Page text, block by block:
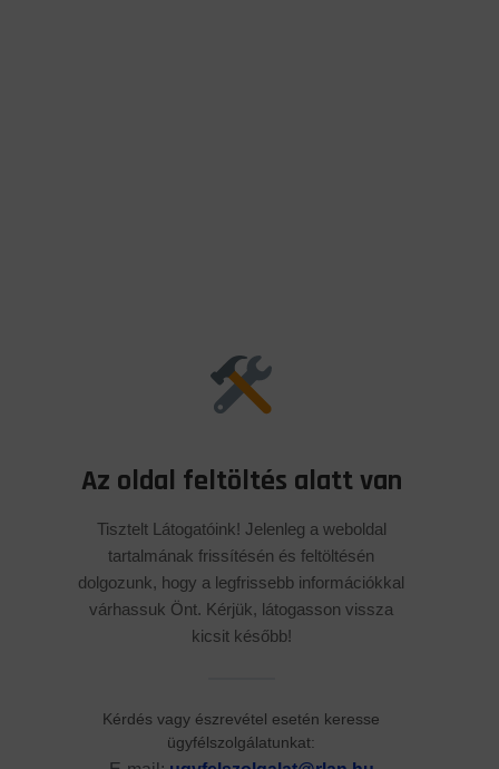
Az oldal feltöltés alatt van
Tisztelt Látogatóink! Jelenleg a weboldal
tartalmának frissítésén és feltöltésén
dolgozunk, hogy a legfrissebb információkkal
várhassuk Önt. Kérjük, látogasson vissza
kicsit később!
Kérdés vagy észrevétel esetén keresse
ügyfélszolgálatunkat: